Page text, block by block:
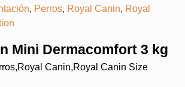
, Perros, Royal Canin, Royal
Mini Dermacomfort 3 kg
,Royal Canin,Royal Canin Size